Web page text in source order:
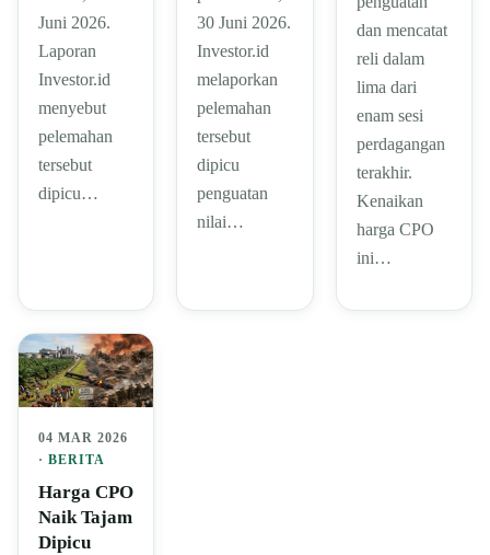
Juni 2026.
Laporan
Investor.id
menyebut
pelemahan
tersebut
dipicu…
30 Juni 2026.
Investor.id
melaporkan
pelemahan
tersebut
dipicu
penguatan
nilai…
dan mencatat
reli dalam
lima dari
enam sesi
perdagangan
terakhir.
Kenaikan
harga CPO
ini…
04 MAR 2026
· BERITA
Harga CPO
Naik Tajam
Dipicu